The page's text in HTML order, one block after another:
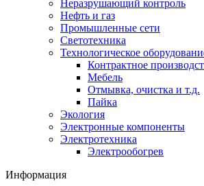
Неразрушающий контроль
Нефть и газ
Промышленные сети
Светотехника
Технологическое
Контрактное
Мебель
Отмывка, очистка и т.д.
Пайка
Экология
Электронные компоненты
Электротехника
Электрообогрев
Информация